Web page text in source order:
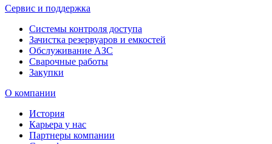
Сервис и поддержка
Системы контроля доступа
Зачистка резервуаров и емкостей
Обслуживание АЗС
Сварочные работы
Закупки
О компании
История
Карьера у нас
Партнеры компании